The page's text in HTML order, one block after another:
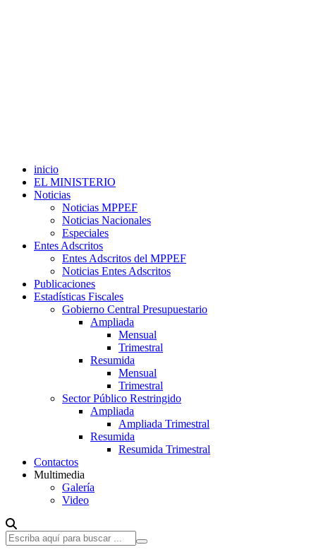
inicio
EL MINISTERIO
Noticias
Noticias MPPEF
Noticias Nacionales
Especiales
Entes Adscritos
Entes Adscritos del MPPEF
Noticias Entes Adscritos
Publicaciones
Estadísticas Fiscales
Gobierno Central Presupuestario
Ampliada
Mensual
Trimestral
Resumida
Mensual
Trimestral
Sector Público Restringido
Ampliada
Ampliada Trimestral
Resumida
Resumida Trimestral
Contactos
Multimedia
Galería
Video